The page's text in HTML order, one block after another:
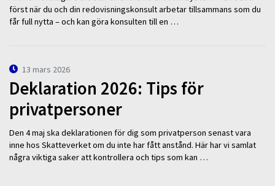
först när du och din redovisningskonsult arbetar tillsammans som du
får full nytta – och kan göra konsulten till en …
13 mars 2026
Deklaration 2026: Tips för
privatpersoner
Den 4 maj ska deklarationen för dig som privatperson senast vara
inne hos Skatteverket om du inte har fått anstånd. Här har vi samlat
några viktiga saker att kontrollera och tips som kan …